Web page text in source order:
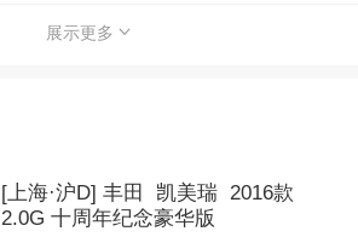
展示更多
[上海·沪D] 丰田 凯美瑞 2016款
2.0G 十周年纪念豪华版